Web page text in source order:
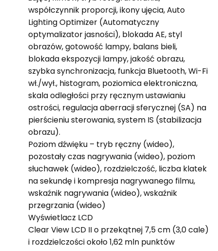
współczynnik proporcji, ikony ujęcia, Auto
Lighting Optimizer (Automatyczny
optymalizator jasności), blokada AE, styl
obrazów, gotowość lampy, balans bieli,
blokada ekspozycji lampy, jakość obrazu,
szybka synchronizacja, funkcja Bluetooth, Wi-Fi
wł./wył., histogram, poziomica elektroniczna,
skala odległości przy ręcznym ustawianiu
ostrości, regulacja aberracji sferycznej (SA) na
pierścieniu sterowania, system IS (stabilizacja
obrazu).
Poziom dźwięku – tryb ręczny (wideo),
pozostały czas nagrywania (wideo), poziom
słuchawek (wideo), rozdzielczość, liczba klatek
na sekundę i kompresja nagrywanego filmu,
wskaźnik nagrywania (wideo), wskaźnik
przegrzania (wideo)
Wyświetlacz LCD
Clear View LCD II o przekątnej 7,5 cm (3,0 cale)
i rozdzielczości około 1,62 mln punktów